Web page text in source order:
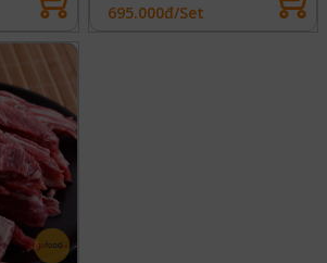
695.000đ/Set